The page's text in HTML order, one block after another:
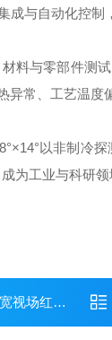
与自动化控制
料与零部件测
常、工艺温度
以非制冷
为工业与科研领
业在线测温